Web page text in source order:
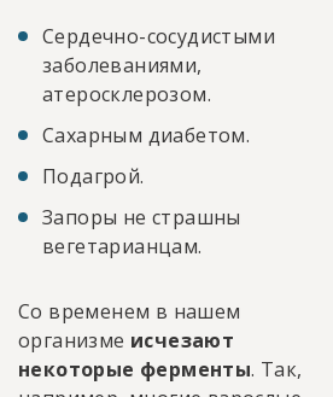
Сердечно-сосудистыми
заболеваниями,
атеросклерозом.
Сахарным диабетом.
Подагрой.
Запоры не страшны
вегетарианцам.
Со временем в нашем
организме исчезают
некоторые ферменты. Так,